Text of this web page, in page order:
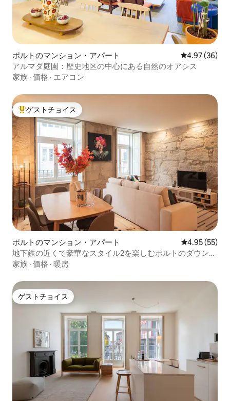
ポルトのマンション・アパート レビュー36
4.97 (36)
アルマダ庭園：歴史地区の中心にある自然のオアシス
家族 · 価格 · エアコン
大好評のゲストチョイスです。
ゲストチョイス
ポルトのマンション・アパート レビュー55
4.95 (55)
地下鉄の近くで豪華なスタイル2を楽しむポルトのダウンタ
ウン
家族 · 価格 · 暖房
ゲストチョイス
ゲストチョイス